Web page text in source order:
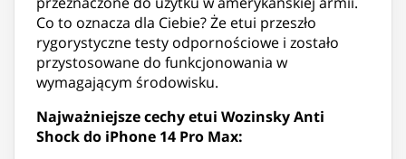
Co to oznacza dla Ciebie? Że etui przeszło
rygorystyczne testy odpornościowe i zostało
przystosowane do funkcjonowania w
wymagającym środowisku.
Najważniejsze cechy etui Wozinsky Anti
Shock do iPhone 14 Pro Max: